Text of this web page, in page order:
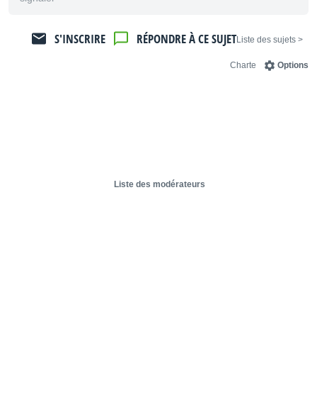
< Liste des sujets
RÉPONDRE À CE SUJET
S'INSCRIRE
Options
Charte
Liste des modérateurs